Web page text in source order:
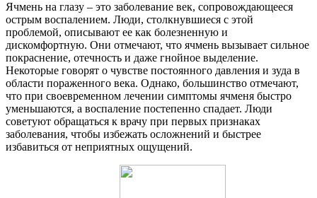
Ячмень на глазу – это заболевание век, сопровождающееся
острым воспалением. Люди, столкнувшиеся с этой
проблемой, описывают ее как болезненную и
дискомфортную. Они отмечают, что ячмень вызывает сильное
покраснение, отечность и даже гнойное выделение.
Некоторые говорят о чувстве постоянного давления и зуда в
области пораженного века. Однако, большинство отмечают,
что при своевременном лечении симптомы ячменя быстро
уменьшаются, а воспаление постепенно спадает. Люди
советуют обращаться к врачу при первых признаках
заболевания, чтобы избежать осложнений и быстрее
избавиться от неприятных ощущений.